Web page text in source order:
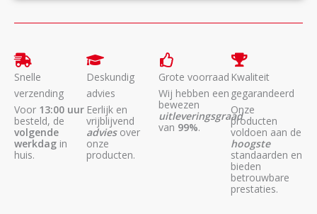
Snelle
verzending
Voor 13:00 uur
besteld, de
volgende
werkdag in
huis.
Deskundig
advies
Eerlijk en
vrijblijvend
adviesover
onze
producten.
Grote voorraad
Wij hebben een
bewezen
uitleveringsgraad
van 99%.
Kwaliteit
gegarandeerd
Onze
producten
voldoen aan de
hoogste
standaarden en
bieden
betrouwbare
prestaties.